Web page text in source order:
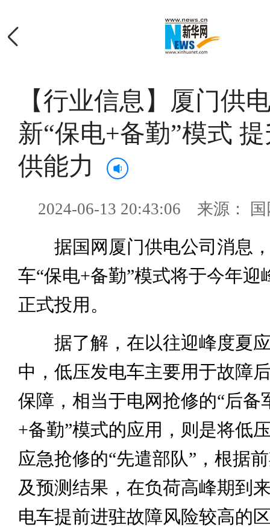
【行业信息】厦门供
新“保电+备勤”模式
供能力
2024-06-13 20:43:06 来源：
据国网厦门供电公司消息，
车“保电+备勤”模式将于今年迎
正式投用。
据了解，在以往迎峰度夏应
中，低压发电车主要用于故障
保障，相当于电网抢修的“后备
+备勤”模式的应用，则是将低
应急抢修的“先遣部队”，根据
及预测结果，在负荷高峰期到
电车提前进驻故障风险较高的